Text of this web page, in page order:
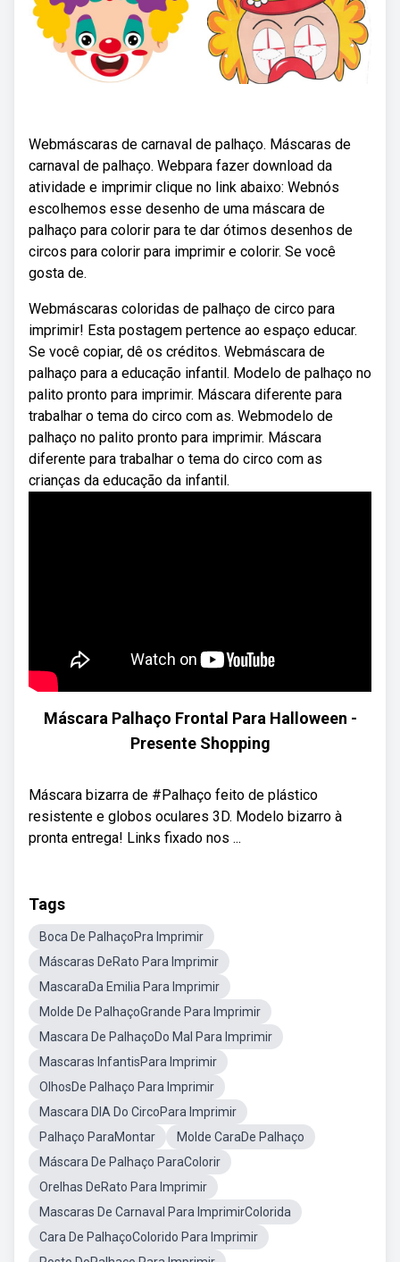
Webmáscaras de carnaval de palhaço. Máscaras de
carnaval de palhaço. Webpara fazer download da
atividade e imprimir clique no link abaixo: Webnós
escolhemos esse desenho de uma máscara de
palhaço para colorir para te dar ótimos desenhos de
circos para colorir para imprimir e colorir. Se você
gosta de.
Webmáscaras coloridas de palhaço de circo para
imprimir! Esta postagem pertence ao espaço educar.
Se você copiar, dê os créditos. Webmáscara de
palhaço para a educação infantil. Modelo de palhaço no
palito pronto para imprimir. Máscara diferente para
trabalhar o tema do circo com as. Webmodelo de
palhaço no palito pronto para imprimir. Máscara
diferente para trabalhar o tema do circo com as
crianças da educação da infantil.
Máscara Palhaço Frontal Para Halloween -
Presente Shopping
Máscara bizarra de #Palhaço feito de plástico
resistente e globos oculares 3D. Modelo bizarro à
pronta entrega! Links fixado nos ...
Tags
Boca De PalhaçoPra Imprimir
Máscaras DeRato Para Imprimir
MascaraDa Emilia Para Imprimir
Molde De PalhaçoGrande Para Imprimir
Mascara De PalhaçoDo Mal Para Imprimir
Mascaras InfantisPara Imprimir
OlhosDe Palhaço Para Imprimir
Mascara DIA Do CircoPara Imprimir
Palhaço ParaMontar
Molde CaraDe Palhaço
Máscara De Palhaço ParaColorir
Orelhas DeRato Para Imprimir
Mascaras De Carnaval Para ImprimirColorida
Cara De PalhaçoColorido Para Imprimir